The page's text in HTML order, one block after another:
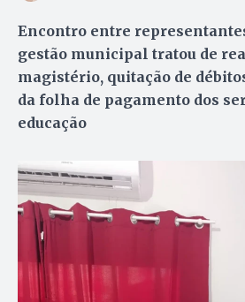
Encontro entre
gestão municipal tratou de
magistério, quitação de
da folha de pagamento dos
educação